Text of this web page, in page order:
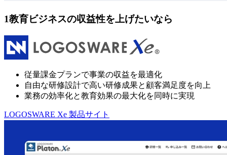
1教育ビジネスの収益性を上げたいなら
従量課金プランで事業の収益を最適化
自由な研修設計で高い研修成果と顧客満足度を向上
業務の効率化と教育効果の最大化を同時に実現
LOGOSWARE Xe 製品サイト